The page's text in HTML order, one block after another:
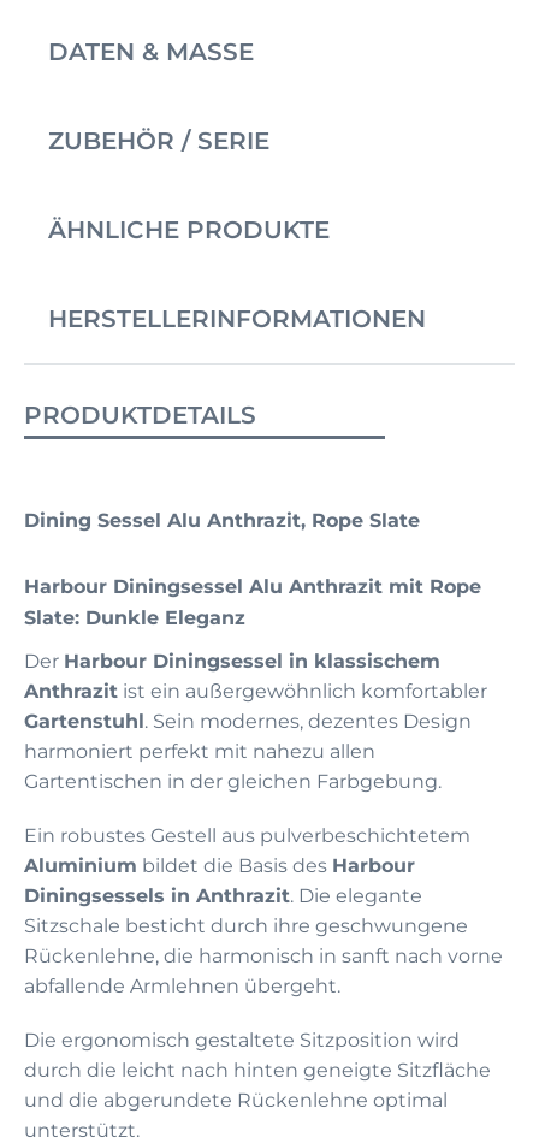
DATEN & MASSE
ZUBEHÖR / SERIE
ÄHNLICHE PRODUKTE
HERSTELLERINFORMATIONEN
PRODUKTDETAILS
Dining Sessel Alu Anthrazit, Rope Slate
Harbour Diningsessel Alu Anthrazit mit Rope
Slate: Dunkle Eleganz
Der Harbour Diningsessel in klassischem
Anthrazit ist ein außergewöhnlich komfortabler
Gartenstuhl. Sein modernes, dezentes Design
harmoniert perfekt mit nahezu allen
Gartentischen in der gleichen Farbgebung.
Ein robustes Gestell aus pulverbeschichtetem
Aluminium bildet die Basis des Harbour
Diningsessels in Anthrazit. Die elegante
Sitzschale besticht durch ihre geschwungene
Rückenlehne, die harmonisch in sanft nach vorne
abfallende Armlehnen übergeht.
Die ergonomisch gestaltete Sitzposition wird
durch die leicht nach hinten geneigte Sitzfläche
und die abgerundete Rückenlehne optimal
unterstützt.